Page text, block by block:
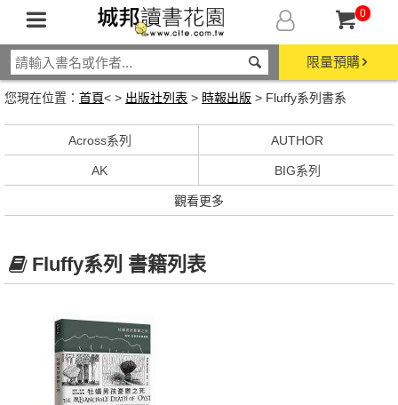
0
限量預購
您現在位置： 首頁< > 出版社列表 > 時報出版 > Fluffy系列書系
Across系列 AUTHOR
AK BIG系列
觀看更多
Fluffy系列 書籍列表